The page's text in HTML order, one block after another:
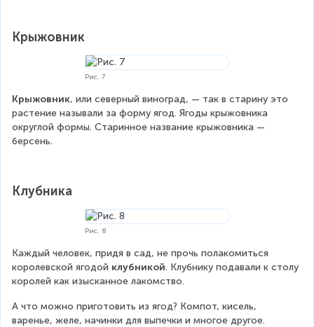
Крыжовник
Рис. 7
Крыжовник, или северный виноград, — так в старину это
растение называли за форму ягод. Ягоды крыжовника
округлой формы. Старинное название крыжовника —
берсень.
Клубника
Рис. 8
Каждый человек, придя в сад, не прочь полакомиться
королевской ягодой клубникой. Клубнику подавали к столу
королей как изысканное лакомство.
А что можно приготовить из ягод? Компот, кисель,
варенье, желе, начинки для выпечки и многое другое.